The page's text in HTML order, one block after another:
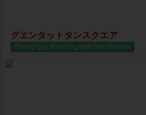
グエンタットタンスクエア
Phuong Quy Nhon City, Binh Dinh Province